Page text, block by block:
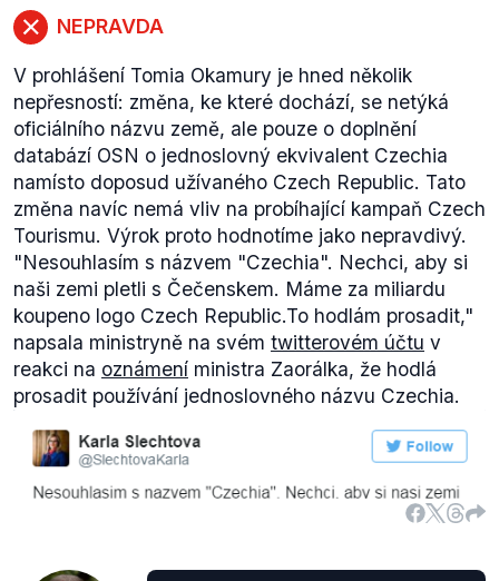
NEPRAVDA
V prohlášení Tomia Okamury je hned několik
nepřesností: změna, ke které dochází, se netýká
oficiálního názvu země, ale pouze o doplnění
databází OSN o jednoslovný ekvivalent Czechia
namísto doposud užívaného Czech Republic. Tato
změna navíc nemá vliv na probíhající kampaň Czech
Tourismu. Výrok proto hodnotíme jako nepravdivý.
"Nesouhlasím s názvem "Czechia". Nechci, aby si
naši zemi pletli s Čečenskem. Máme za miliardu
koupeno logo Czech Republic.To hodlám prosadit,"
napsala ministryně na svém twitterovém účtu v
reakci na oznámení ministra Zaorálka, že hodlá
prosadit používání jednoslovného názvu Czechia.